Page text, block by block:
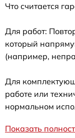
Что считается
Для работ:
который
(например,
Для
работе или
нормальном
Показать